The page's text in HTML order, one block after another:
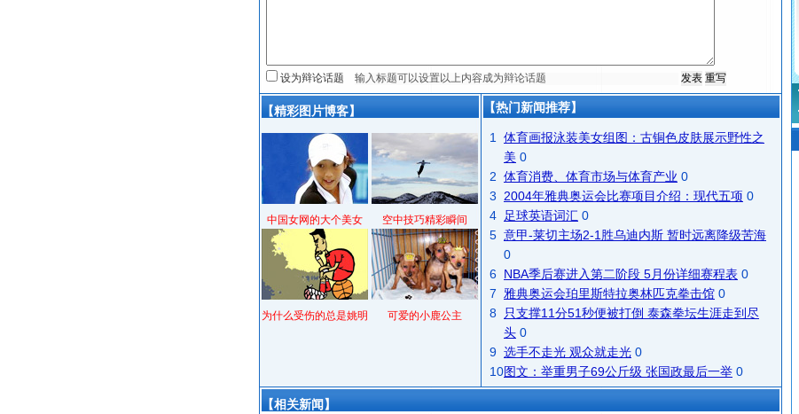
设为辩论话题
【精彩图片博客】
中国女网的大个美女 空中技巧精彩瞬间
为什么受伤的总是姚明 可爱的小鹿公主
【热门新闻推荐】
1
体育画报泳装美女组图：古铜色皮肤展示野性之
美 0
2 体育消费、体育市场与体育产业 0
3
2004年雅典奥运会比赛项目介绍：现代五项 0
4
足球英语词汇 0
5 意甲-莱切主场2-1胜乌迪内斯 暂时远离降级苦海
0
6 NBA季后赛进入第二阶段 5月份详细赛程表 0
7
雅典奥运会珀里斯特拉奥林匹克拳击馆 0
8
只支撑11分51秒便被打倒 泰森拳坛生涯走到尽
头 0
9 选手不走光 观众就走光 0
10图文：举重男子69公斤级 张国政最后一举 0
【相关新闻】